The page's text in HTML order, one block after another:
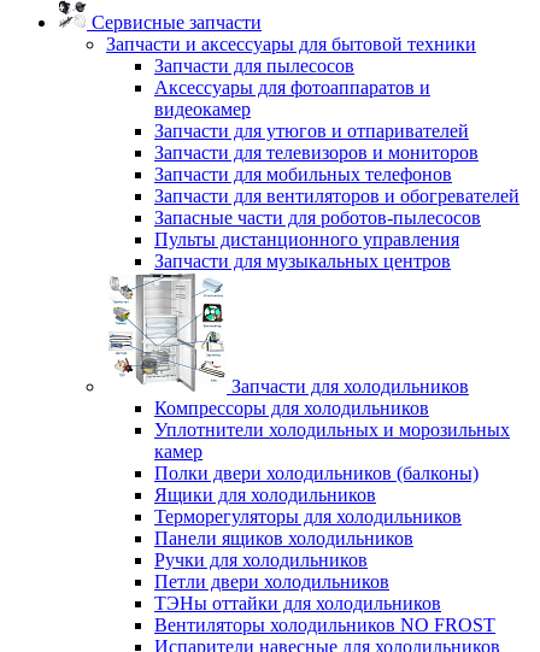
Сервисные запчасти
Запчасти и аксессуары для бытовой техники
Запчасти для пылесосов
Аксессуары для фотоаппаратов и
видеокамер
Запчасти для утюгов и отпаривателей
Запчасти для телевизоров и мониторов
Запчасти для мобильных телефонов
Запчасти для вентиляторов и обогревателей
Запасные части для роботов-пылесосов
Пульты дистанционного управления
Запчасти для музыкальных центров
Запчасти для холодильников
Компрессоры для холодильников
Уплотнители холодильных и морозильных
камер
Полки двери холодильников (балконы)
Ящики для холодильников
Терморегуляторы для холодильников
Панели ящиков холодильников
Ручки для холодильников
Петли двери холодильников
ТЭНы оттайки для холодильников
Вентиляторы холодильников NO FROST
Испарители навесные для холодильников